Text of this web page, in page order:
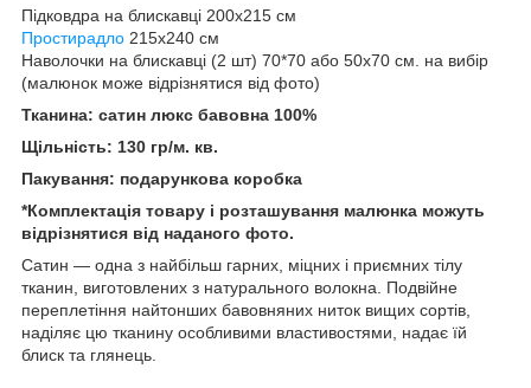
Підковдра на блискавці 200x215 см
Простирадло 215x240 см
Наволочки на блискавці (2 шт) 70*70 або 50х70 см. на вибір
(малюнок може відрізнятися від фото)
Тканина: сатин люкс бавовна 100%
Щільність: 130 гр/м. кв.
Пакування: подарункова коробка
*Комплектація товару і розташування малюнка можуть
відрізнятися від наданого фото.
Сатин — одна з найбільш гарних, міцних і приємних тілу
тканин, виготовлених з натурального волокна. Подвійне
переплетіння найтонших бавовняних ниток вищих сортів,
наділяє цю тканину особливими властивостями, надає їй
блиск та глянець.